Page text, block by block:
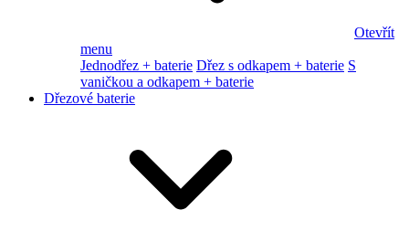
Otevřít
menu
Jednodřez + baterie Dřez s odkapem + baterie S
vaničkou a odkapem + baterie
Dřezové baterie